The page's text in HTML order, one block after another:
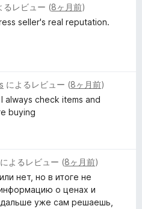
るレビュー (8ヶ月前)
seller's real reputation.
によるレビュー (8ヶ月前)
always check items and
buying
によるレビュー (8ヶ月前)
нет, но в итоге не
о ценах и
уже сам решаешь,